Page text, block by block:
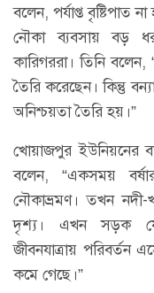
বলেন, পর্যাপ্ত বৃষ্টিপাত
নৌকা ব্যবসায় বড়
কারিগররা। তিনি
তৈরি করেছেন। কিন্তু
অনিশ্চয়তা তৈরি হয়।”
খোয়াজপুর ইউনিয়নের
বলেন, “একসময়
নৌকাভ্রমণ। তখন নদী-
দৃশ্য। এখন সড়ক
জীবনযাত্রায়
কমে গেছে।”